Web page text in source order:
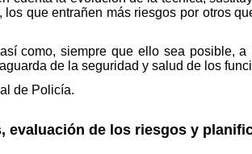
que entrañen más riesgos por otros
como, siempre que ello sea posible,
de la seguridad y salud de los
de Policía.
evaluación de los riesgos y